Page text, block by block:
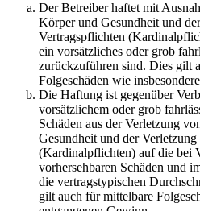
Der Betreiber haftet mit
Körper und Gesundheit und
Vertragspflichten
ein vorsätzliches oder grob
zurückzuführen sind. Dies gilt
Folgeschäden wie
Die Haftung ist gegenüber
vorsätzlichem oder grob
Schäden aus der Verletzung
Gesundheit und der
(Kardinalpflichten) auf die bei
vorhersehbaren Schäden und
die vertragstypischen
gilt auch für mittelbare